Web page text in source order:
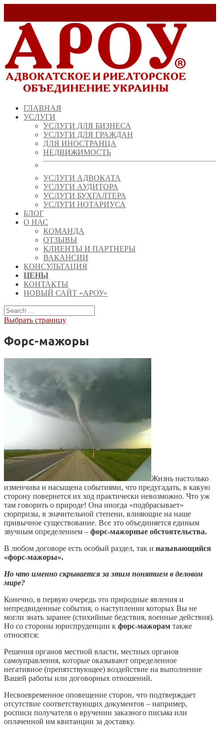
ГЛАВНАЯ
УСЛУГИ
УСЛУГИ ДЛЯ БИЗНЕСА
УСЛУГИ ДЛЯ ГРАЖДАН
ДЛЯ ИНОСТРАНЦА
НЕДВИЖИМОСТЬ
УСЛУГИ АДВОКАТА
УСЛУГИ АУДИТОРА
УСЛУГИ БУХГАЛТЕРА
УСЛУГИ НОТАРИУСА
БЛОГ
О НАС
КОМАНДА
ОТЗЫВЫ
КЛИЕНТЫ И ПАРТНЕРЫ
ВАКАНСИИ
КОНСУЛЬТАЦИЯ
ЦЕНЫ
КОНТАКТЫ
НОВЫЙ САЙТ «АРОУ»
Выбрать страницу
Форс-мажоры
Жизнь настолько
изменчива и насыщена событиями, что предугадать, в какую
сторону повернется их ход практически невозможно. Что уж
там говорить о природе! Она иногда «подбрасывает»
сюрпризы, в значительной степени, влияющие на наше
привычное существование. Все это объединяется единым
звучным определением – форс-мажорные обстоятельства.
В любом договоре есть особый раздел, так и называющийся
«форс-мажоры».
Но что именно скрывается за этим понятием в деловом
мире?
Конечно, в первую очередь это природные явления и
непредвиденные события, о наступлении которых Вы не
могли знать заранее (стихийные бедствия, военные действия).
Но со стороны юриспруденции к форс-мажорам также
относятся:
Решения органов местной власти, местных органов
самоуправления, которые оказывают определенное
негативное (препятствующее) воздействие на выполнение
Вашей работы или договорных отношений.
Несвоевременное оповещение сторон, что подтверждает
отсутствие соответствующих документов – например,
росписи получателя о вручении заказного письма или
оплаченной им квитанции за доставку.